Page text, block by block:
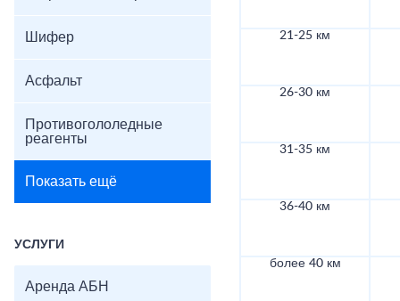
Шифер
Асфальт
Противогололедные
реагенты
Показать ещё
УСЛУГИ
Аренда АБН
21-25 км
26-30 км
31-35 км
36-40 км
более 40 км